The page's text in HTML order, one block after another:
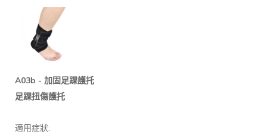
A03b - 加固足踝護托
足踝扭傷護托
適用症狀: